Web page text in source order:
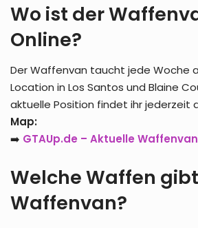
Wo ist der
Online?
Der Waffenvan taucht jede Woche
Location in Los Santos und Blaine
aktuelle Position findet ihr jederzeit
Map:
➡️ GTAUp.de – Aktuelle
Welche Waffen
Waffenvan?